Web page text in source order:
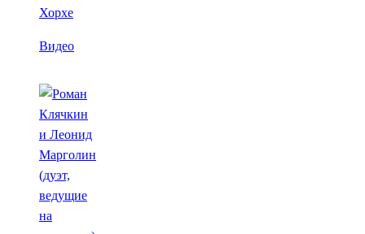
Хорхе
Видео